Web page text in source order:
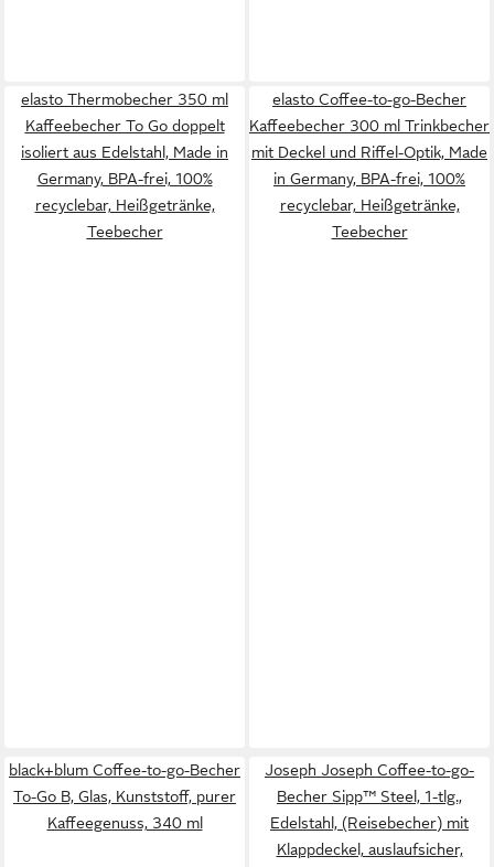
elasto Thermobecher 350 ml
Kaffeebecher To Go doppelt
isoliert aus Edelstahl, Made in
Germany, BPA-frei, 100%
recyclebar, Heißgetränke,
Teebecher
elasto Coffee-to-go-Becher
Kaffeebecher 300 ml Trinkbecher
mit Deckel und Riffel-Optik, Made
in Germany, BPA-frei, 100%
recyclebar, Heißgetränke,
Teebecher
black+blum Coffee-to-go-Becher
To-Go B, Glas, Kunststoff, purer
Kaffeegenuss, 340 ml
Joseph Joseph Coffee-to-go-
Becher Sipp™ Steel, 1-tlg.,
Edelstahl, (Reisebecher) mit
Klappdeckel, auslaufsicher,